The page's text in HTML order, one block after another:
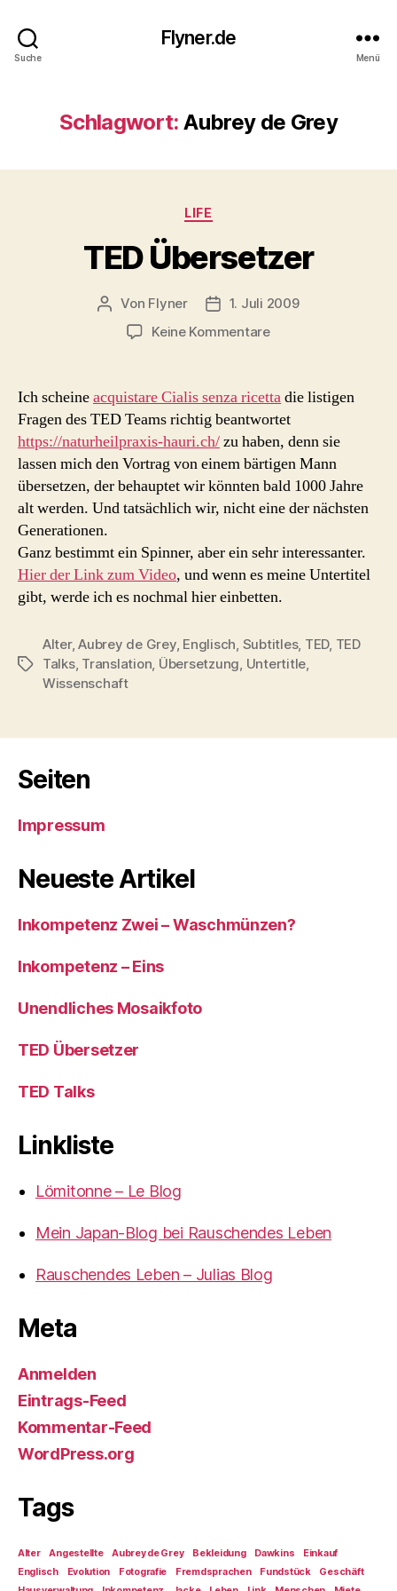
Suche
Flyner.de
Menü
Schlagwort: Aubrey de Grey
Kategorien
LIFE
TED Übersetzer
Beitragsautor
Von Flyner Beitragsdatum
1. Juli 2009
Keine Kommentarezu
Ich scheineacquistare Cialis senza ricettadie listigen
Fragen des TED Teams richtig beantwortet
https://naturheilpraxis-hauri.ch/zu haben, denn sie
lassen mich den Vortrag von einem bärtigen Mann
übersetzen, der behauptet wir könnten bald 1000 Jahre
alt werden. Und tatsächlich wir, nicht eine der nächsten
Generationen.
Ganz bestimmt ein Spinner, aber ein sehr interessanter.
Hier der Link zum Video, und wenn es meine Untertitel
gibt, werde ich es nochmal hier einbetten.
Schlagwörter
Alter,Aubrey de Grey, Englisch Subtitles, TED, TED
Talks, Translation Übersetzung Untertitle
Wissenschaft
Seiten
Impressum
Neueste Artikel
Inkompetenz Zwei – Waschmünzen?
Inkompetenz – Eins
Unendliches Mosaikfoto
TED Übersetzer
TED Talks
Linkliste
Lömitonne – Le Blog
Mein Japan-Blog bei Rauschendes Leben
Rauschendes Leben – Julias Blog
Meta
Anmelden
Eintrags-Feed
Kommentar-Feed
WordPress.org
Tags
Alter Angestellte Aubrey de Grey Bekleidung Dawkins
Einkauf
Englisch
Evolution Fotografie Fremdsprachen Fundstück
Geschäft